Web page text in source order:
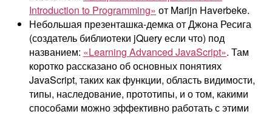
Introduction to Programming» от Marijn Haverbeke.
Небольшая презенташка-демка от Джона Ресига
(создатель библиотеки jQuery если что) под
названием: «Learning Advanced JavaScript». Там
коротко рассказано об основных понятиях
JavaScript, таких как функции, область видимости,
типы, наследование, прототипы, и о том, какими
способами можно эффективно работать с этими